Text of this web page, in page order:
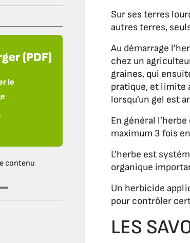
(PDF)
le
contenu
Sur ses terres
autres terres,
Au démarrage
chez un
graines, qui
pratique, et limite
lorsqu’un gel est
En général
maximum 3 fois
L’herbe est
organique
Un herbicide
pour contrôler
LES